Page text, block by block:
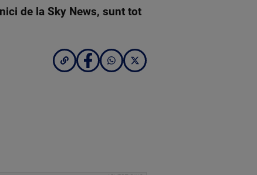
de la Sky News, sunt tot